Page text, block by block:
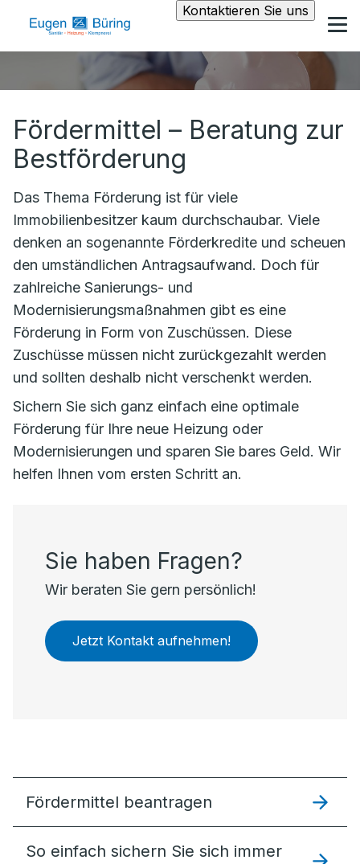
Kontaktieren Sie uns
Fördermittel – Beratung zur
Bestförderung
Das Thema Förderung ist für viele
Immobilienbesitzer kaum durchschaubar. Viele
denken an sogenannte Förderkredite und scheuen
den umständlichen Antragsaufwand. Doch für
zahlreiche Sanierungs- und
Modernisierungsmaßnahmen gibt es eine
Förderung in Form von Zuschüssen. Diese
Zuschüsse müssen nicht zurückgezahlt werden
und sollten deshalb nicht verschenkt werden.
Sichern Sie sich ganz einfach eine optimale
Förderung für Ihre neue Heizung oder
Modernisierungen und sparen Sie bares Geld. Wir
helfen Ihnen vom ersten Schritt an.
Sie haben Fragen?
Wir beraten Sie gern persönlich!
Jetzt Kontakt aufnehmen!
Fördermittel beantragen
So einfach sichern Sie sich immer